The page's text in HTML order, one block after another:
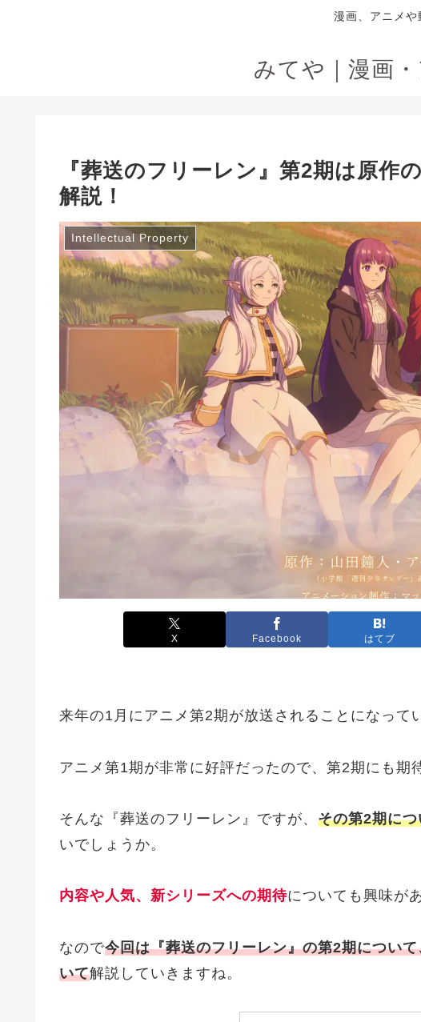
漫画、アニメ
みてや｜漫画
『葬送のフリーレン』第2期は原作
解説！
Intellectual Property
X Facebook はてブ
来年の1月にアニメ第2期が放送されることになって
アニメ第1期が非常に好評だったので、第2期にも期
そんな『葬送のフリーレン』ですが、 その第2期に
いでしょうか。
内容や人気、新シリーズへの期待についても興味が
なので今回は『葬送のフリーレン』の第2期につい
いて解説していきますね。